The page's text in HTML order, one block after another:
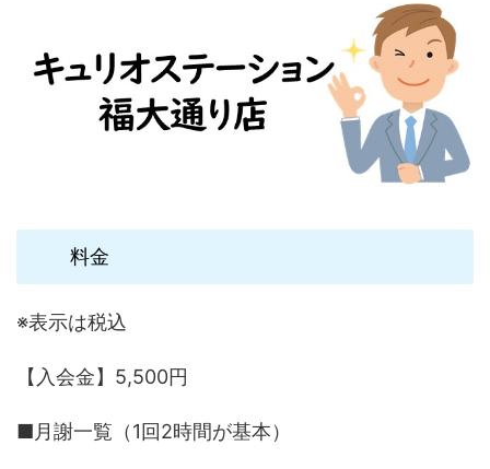
料金
※表示は税込
【入会金】5,500円
■月謝一覧（1回2時間が基本）